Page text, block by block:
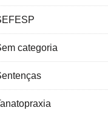
categoria